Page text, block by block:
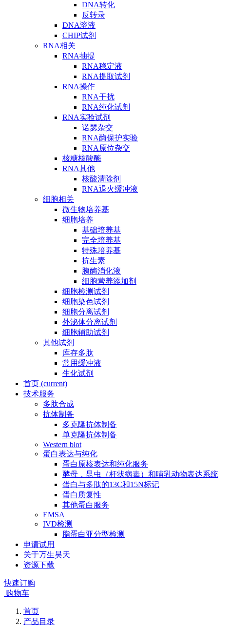
DNA转化
反转录
DNA溶液
CHIP试剂
RNA相关
RNA抽提
RNA稳定液
RNA提取试剂
RNA操作
RNA干扰
RNA纯化试剂
RNA实验试剂
诺瑟杂交
RNA酶保护实验
RNA原位杂交
核糖核酸酶
RNA其他
核酸清除剂
RNA退火缓冲液
细胞相关
微生物培养基
细胞培养
基础培养基
完全培养基
特殊培养基
抗生素
胰酶消化液
细胞营养添加剂
细胞检测试剂
细胞染色试剂
细胞分离试剂
外泌体分离试剂
细胞辅助试剂
其他试剂
库存多肽
常用缓冲液
生化试剂
首页 (current)
技术服务
多肽合成
抗体制备
多克隆抗体制备
单克隆抗体制备
Western blot
蛋白表达与纯化
蛋白原核表达和纯化服务
酵母，昆虫（杆状病毒）和哺乳动物表达系统
蛋白与多肽的13C和15N标记
蛋白质复性
其他蛋白服务
EMSA
IVD检测
脂蛋白亚分型检测
申请试用
关于万生昊天
资源下载
快速订购
购物车
首页
产品目录